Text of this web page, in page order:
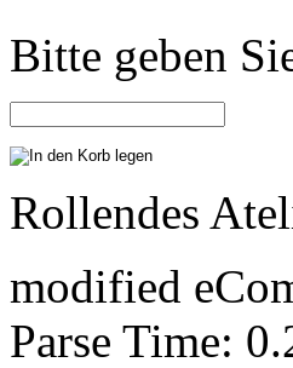
Bitte geben
Rollendes
modified
Parse Time: